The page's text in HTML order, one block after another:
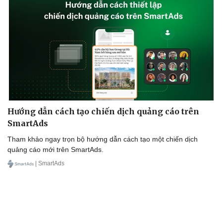
Doanh nghiệp
Thông tin doanh nghiệp
Doanh nghiệp 24h
Doanh nhân
Vì cộng đồng
Công nghệ
Sành điệu
Tin Công nghệ
Trải nghiệm
Chuyển đổi số
Hướng dẫn cách tạo chiến dịch quảng cáo trên
SmartAds
Tham khảo ngay trọn bộ hướng dẫn cách tạo một chiến dịch
quảng cáo mới trên SmartAds.
| SmartAds